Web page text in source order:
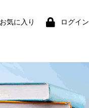
気に入り ログイン